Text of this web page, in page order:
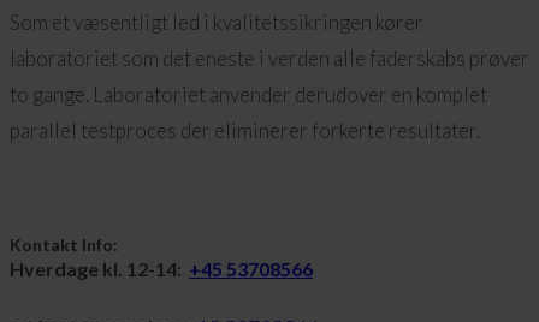
Som et væsentligt led i kvalitetssikringen kører
laboratoriet som det eneste i verden alle faderskabs prøver
to gange. Laboratoriet anvender derudover en komplet
parallel testproces der eliminerer forkerte resultater.
Kontakt Info:
Hverdage kl. 12-14: +45 53708566